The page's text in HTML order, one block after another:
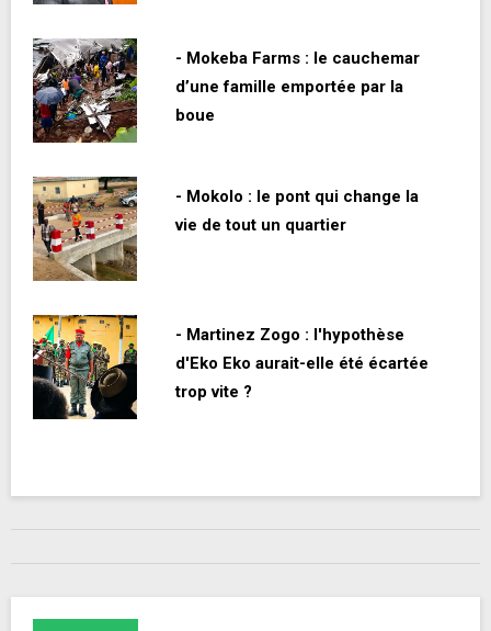
- Mokeba Farms : le cauchemar
d’une famille emportée par la
boue
- Mokolo : le pont qui change la
vie de tout un quartier
- Martinez Zogo : l'hypothèse
d'Eko Eko aurait-elle été écartée
trop vite ?